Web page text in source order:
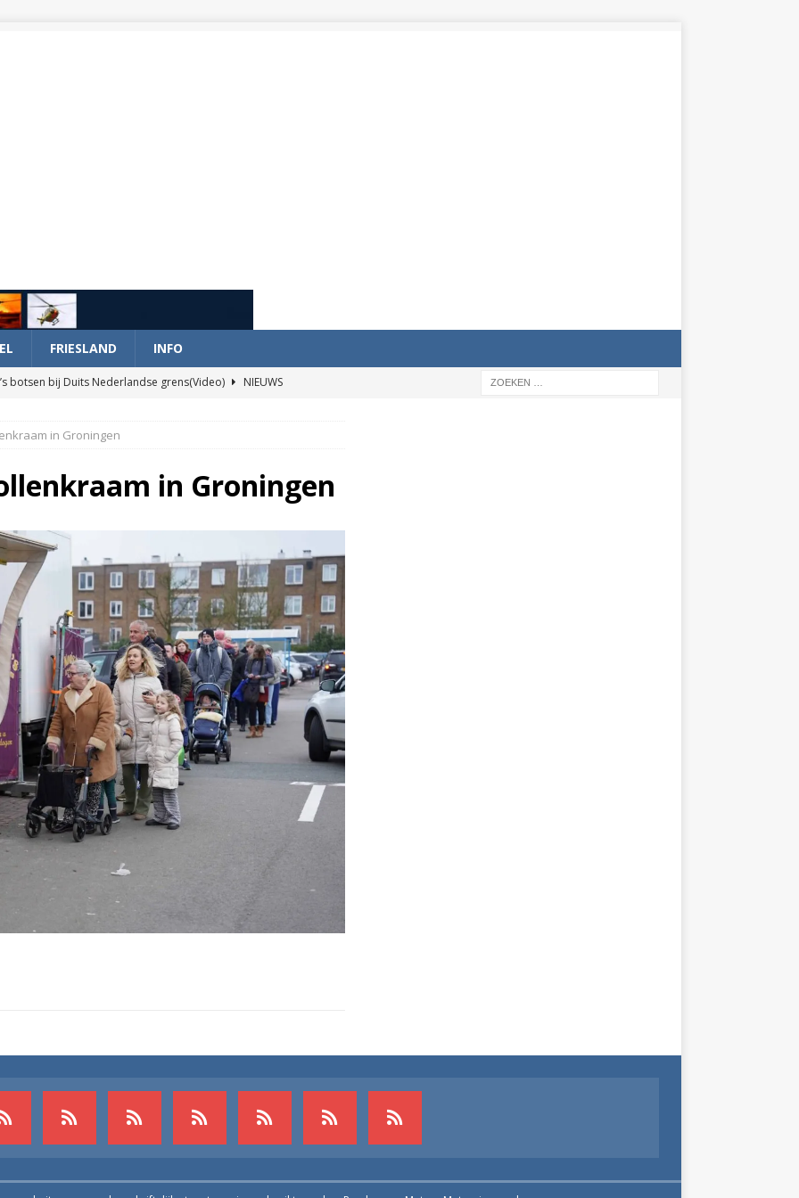
FRIESLAND INFO
botsen bij Duits Nederlandse grens(Video)
NIEUWS
en wagen met stro in de brand in Oosterhesselen(Video)
aangevaren op Schildmeer Steendam(Video) NIEUWS
in Groningen
in Groningen